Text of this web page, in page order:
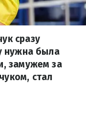
сразу
нужна была
замужем за
стал